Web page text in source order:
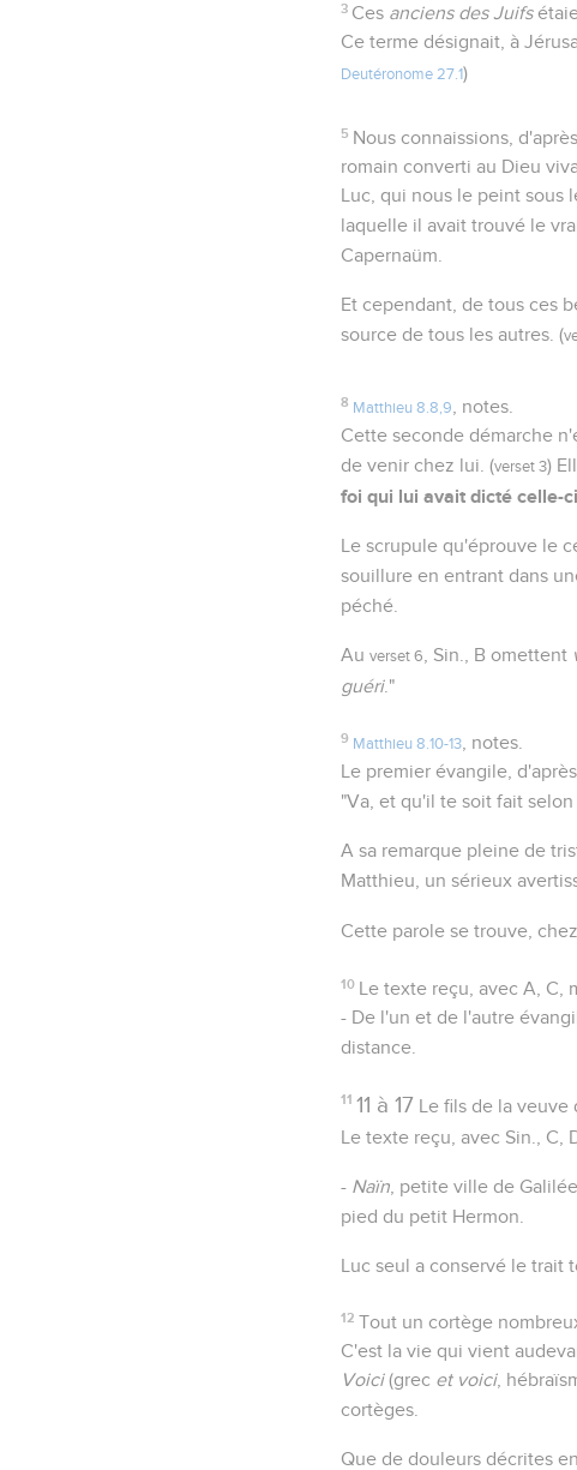
3 Ces anciens des Juifs
Ce terme désignait, à
Deutéronome 27.1)
5 Nous connaissions,
romain converti au Dieu
Luc, qui nous le peint sous
laquelle il avait trouvé le
Capernaüm.
Et cependant, de tous ces
source de tous les autres. (
8 Matthieu 8.8,9
, notes.
Cette seconde démarche
de venir chez lui. (verset 3)
foi qui lui avait dicté celle-
Le scrupule qu'éprouve le
souillure en entrant dans
péché.
Au verset 6 , Sin., B omettent
guéri."
9 Matthieu 8.10-13
, notes.
Le premier évangile,
"Va, et qu'il te soit fait
A sa remarque pleine de
Matthieu, un sérieux
Cette parole se trouve,
10 Le texte reçu, avec A, C,
- De l'un et de l'autre
distance.
11 11 à 17 Le fils de la veuve
Le texte reçu, avec Sin., C,
- Naïn , petite ville de
pied du petit Hermon.
Luc seul a conservé le trait
12 Tout un cortège
C'est la vie qui vient
Voici(grec et voici,
cortèges.
Que de douleurs décrites